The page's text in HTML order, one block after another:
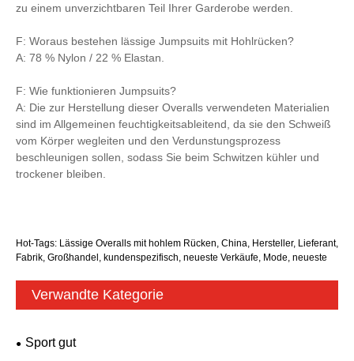
zu einem unverzichtbaren Teil Ihrer Garderobe werden.
F: Woraus bestehen lässige Jumpsuits mit Hohlrücken?
A: 78 % Nylon / 22 % Elastan.
F: Wie funktionieren Jumpsuits?
A: Die zur Herstellung dieser Overalls verwendeten Materialien
sind im Allgemeinen feuchtigkeitsableitend, da sie den Schweiß
vom Körper wegleiten und den Verdunstungsprozess
beschleunigen sollen, sodass Sie beim Schwitzen kühler und
trockener bleiben.
Hot-Tags: Lässige Overalls mit hohlem Rücken, China, Hersteller, Lieferant,
Fabrik, Großhandel, kundenspezifisch, neueste Verkäufe, Mode, neueste
Verwandte Kategorie
Sport gut